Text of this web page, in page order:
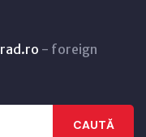
- foreign
CAUTĂ